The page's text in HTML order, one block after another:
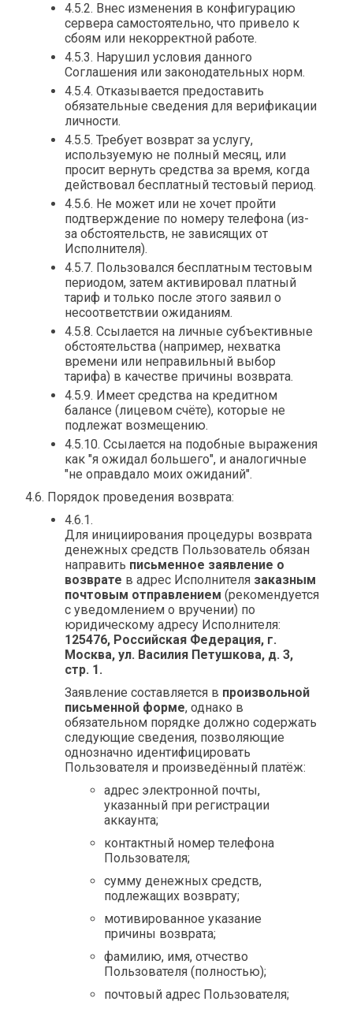
4.5.2. Внес изменения в конфигурацию
сервера самостоятельно, что привело к
сбоям или некорректной работе.
4.5.3. Нарушил условия данного
Соглашения или законодательных норм.
4.5.4. Отказывается предоставить
обязательные сведения для верификации
личности.
4.5.5. Требует возврат за услугу,
используемую не полный месяц, или
просит вернуть средства за время, когда
действовал бесплатный тестовый период.
4.5.6. Не может или не хочет пройти
подтверждение по номеру телефона (из-
за обстоятельств, не зависящих от
Исполнителя).
4.5.7. Пользовался бесплатным тестовым
периодом, затем активировал платный
тариф и только после этого заявил о
несоответствии ожиданиям.
4.5.8. Ссылается на личные субъективные
обстоятельства (например, нехватка
времени или неправильный выбор
тарифа) в качестве причины возврата.
4.5.9. Имеет средства на кредитном
балансе (лицевом счёте), которые не
подлежат возмещению.
4.5.10. Ссылается на подобные выражения
как "я ожидал большего", и аналогичные
"не оправдало моих ожиданий".
4.6. Порядок проведения возврата:
4.6.1.
Для инициирования процедуры возврата
денежных средств Пользователь обязан
направить письменное заявление о
возврате в адрес Исполнителя заказным
почтовым отправлением (рекомендуется
с уведомлением о вручении) по
юридическому адресу Исполнителя:
125476, Российская Федерация, г.
Москва, ул. Василия Петушкова, д. 3,
стр. 1.
Заявление составляется в произвольной
письменной форме, однако в
обязательном порядке должно содержать
следующие сведения, позволяющие
однозначно идентифицировать
Пользователя и произведённый платёж:
адрес электронной почты,
указанный при регистрации
аккаунта;
контактный номер телефона
Пользователя;
сумму денежных средств,
подлежащих возврату;
мотивированное указание
причины возврата;
фамилию, имя, отчество
Пользователя (полностью);
почтовый адрес Пользователя;